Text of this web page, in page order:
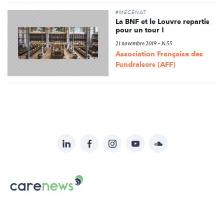
#MÉCÉNAT
La BNF et le Louvre repartis
pour un tour !
21 novembre 2019 - 14:55
Association Française des
Fundraisers (AFF)
sur:
LinkedInFacebookInstagramYouTubeSoundcloud
Le